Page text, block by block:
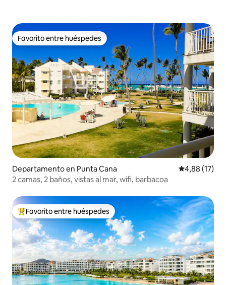
Favorito entre huéspedes
Favorito entre huéspedes
Departamento en Punta Cana Calificación
4,88 (17)
2 camas, 2 baños, vistas al mar, wifi, barbacoa
Favorito entre los huéspedes más destacados
Favorito entre huéspedes